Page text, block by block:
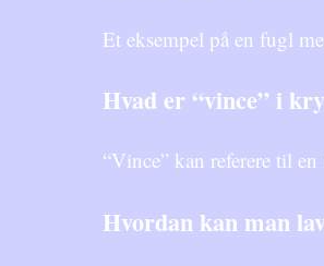
Et eksempel på en fugl
Hvad er “vince” i
“Vince” kan referere til
Hvordan kan man